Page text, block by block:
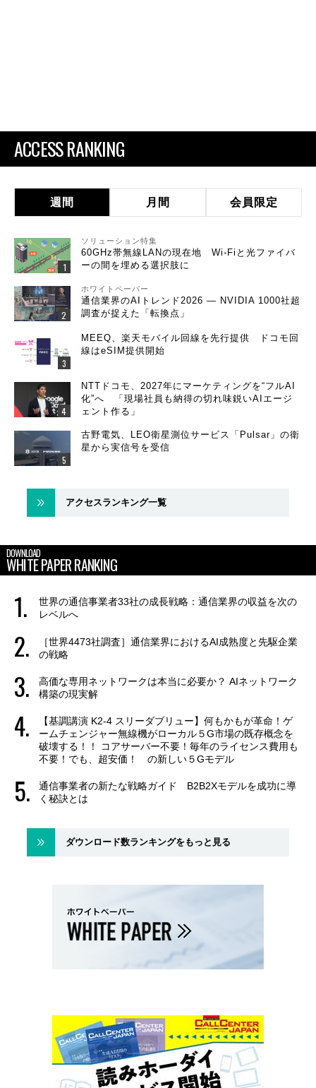
ACCESS RANKING
週間 月間 会員限定
ソリューション特集
60GHz帯無線LANの現在地 Wi-Fiと光ファイバ
ーの間を埋める選択肢に
ホワイトペーパー
通信業界のAIトレンド2026 ― NVIDIA 1000社超
調査が捉えた「転換点」
MEEQ、楽天モバイル回線を先行提供 ドコモ回
線はeSIM提供開始
NTTドコモ、2027年にマーケティングを“フルAI
化”へ 「現場社員も納得の切れ味鋭いAIエージ
ェント作る」
古野電気、LEO衛星測位サービス「Pulsar」の衛
星から実信号を受信
アクセスランキング一覧
DOWNLOAD
WHITE PAPER RANKING
世界の通信事業者33社の成長戦略：通信業界の収益を次の
レベルへ
［世界4473社調査］通信業界におけるAI成熟度と先駆企業
の戦略
高価な専用ネットワークは本当に必要か？ AIネットワーク
構築の現実解
【基調講演 K2-4 スリーダブリュー】何もかもが革命！ゲ
ームチェンジャー無線機がローカル５G市場の既存概念を
破壊する！！ コアサーバー不要！毎年のライセンス費用も
不要！でも、超安価！ の新しい５Gモデル
通信事業者の新たな戦略ガイド B2B2Xモデルを成功に導
く秘訣とは
ダウンロード数ランキングをもっと見る